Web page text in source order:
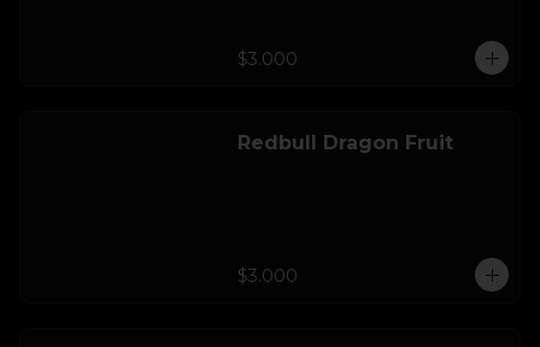
$3.000
Redbull Dragon Fruit
$3.000